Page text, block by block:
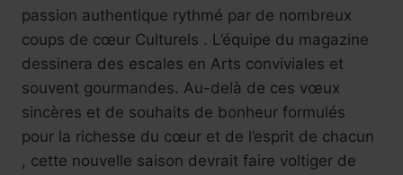
passion authentique rythmé par de nombreux
coups de cœur Culturels . L’équipe du magazine
dessinera des escales en Arts conviviales et
souvent gourmandes. Au-delà de ces vœux
sincères et de souhaits de bonheur formulés
pour la richesse du cœur et de l’esprit de chacun
, cette nouvelle saison devrait faire voltiger de